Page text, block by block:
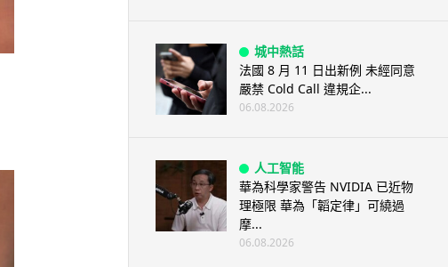
城中熱話
法國 8 月 11 日出新例 未經同意
嚴禁 Cold Call 違規企...
06.08.2026
人工智能
華為科學家警告 NVIDIA 已近物
理極限 華為「韜定律」可繞過
摩...
06.08.2026